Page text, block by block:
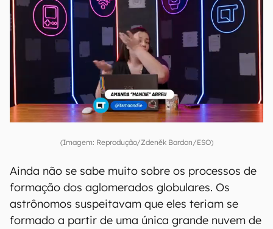
(Imagem: Reprodução/Zdeněk Bardon/ESO)
Ainda não se sabe muito sobre os processos de
formação dos aglomerados globulares. Os
astrônomos suspeitavam que eles teriam se
formado a partir de uma única grande nuvem de